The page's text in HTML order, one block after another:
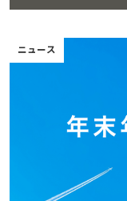
ニュース